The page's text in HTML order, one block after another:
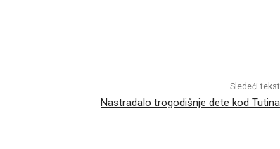
Sledeći tekst
Nastradalo trogodišnje dete kod Tutina